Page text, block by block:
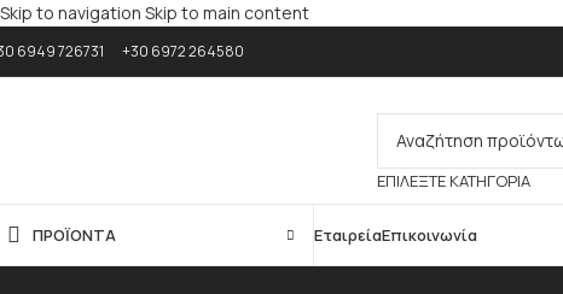
Skip to navigation Skip to main content
6949 726731 +30 6972 264580
ΕΠΙΛΈΞΤΕ ΚΑΤΗΓΟΡΊΑ
ΠΡΟΪΟΝΤΑ ΕταιρείαΕπικοινωνία